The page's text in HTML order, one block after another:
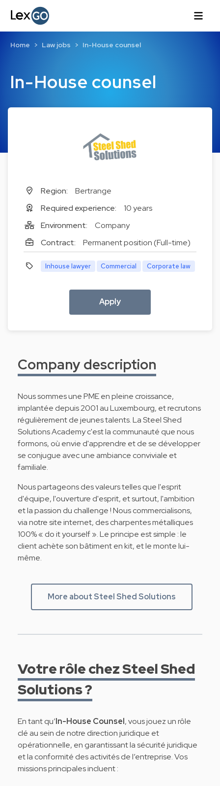
In-House counsel
Home Law jobs In-House counsel
Region:
Bertrange
Required experience:
10 years
Environment:
Company
Contract:
Permanent position (Full-time)
Inhouse lawyer Commercial Corporate law
Apply
Company description
Nous sommes une PME en pleine croissance,
implantée depuis 2001 au Luxembourg, et recrutons
régulièrement de jeunes talents. La Steel Shed
Solutions Academy c'est la communauté que nous
formons, où envie d'apprendre et de se développer
se conjugue avec une ambiance conviviale et
familiale.
Nous partageons des valeurs telles que l'esprit
d'équipe, l'ouverture d'esprit, et surtout, l'ambition
et la passion du challenge ! Nous commercialisons,
via notre site internet, des charpentes métalliques
100% « do it yourself ». Le principe est simple : le
client achète son bâtiment en kit, et le monte lui-
même.
More about Steel Shed Solutions
Votre rôle chez Steel Shed
Solutions ?
En tant qu’In-House Counsel, vous jouez un rôle
clé au sein de notre direction juridique et
opérationnelle, en garantissant la sécurité juridique
et la conformité des activités de l’entreprise. Vos
missions principales incluent :